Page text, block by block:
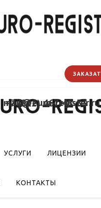
+7 (812) 467-48-33
mail@euro-register.ru
УСЛУГИ ЛИЦЕНЗИИ
КОНТАКТЫ